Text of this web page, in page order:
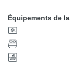
Équipements de